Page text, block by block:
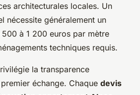
architecturales locales. Un
nécessite généralement un
à 1 200 euros par mètre
techniques requis.
la transparence
échange. Chaque devis